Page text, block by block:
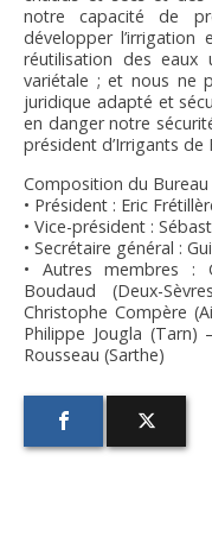
notre capacité de
développer
réutilisation des eaux
variétale ; et nous ne
juridique adapté et
en danger notre
président d’Irrigants de
Composition du Bureau
• Président : Eric
• Vice-président :
• Secrétaire général :
• Autres membres :
Boudaud (Deux-
Christophe Compère
Philippe Jougla (Tarn)
Rousseau (Sarthe)